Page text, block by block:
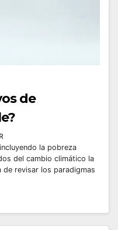
de
la pobreza
del cambio climático la
de revisar los paradigmas